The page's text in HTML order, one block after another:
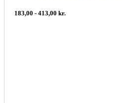
183,00 - 413,00 kr.